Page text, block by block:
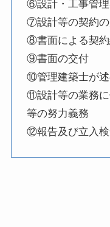
⑥設計・工事管理
⑦設計等の契約の
⑧書面による契
⑨書面の交付
⑩管理建築士が
⑪設計等の業務
等の努力義務
⑫報告及び立入検